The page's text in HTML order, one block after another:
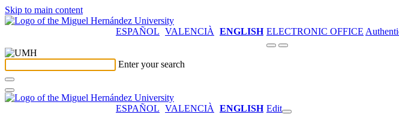
Skip to main content
ESPAÑOL VALENCIÀ ENGLISH ELECTRONIC OFFICE
Enter your search
ESPAÑOL VALENCIÀ ENGLISH Edit